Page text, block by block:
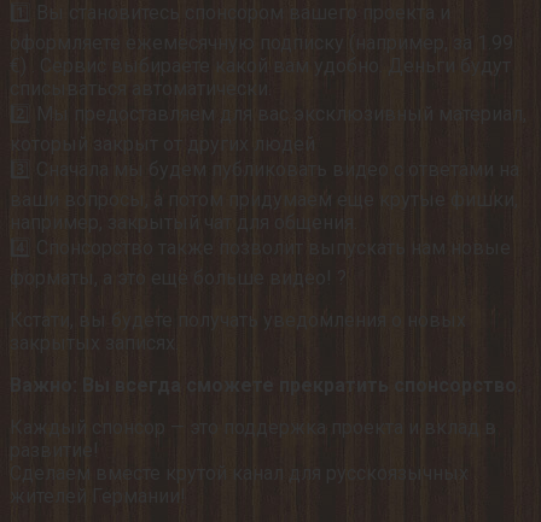
1️⃣ Вы становитесь спонсором вашего проекта и
оформляете ежемесячную подписку (например, за 1.99
€) . Сервис выбираете какой вам удобно. Деньги будут
2️⃣ Мы предоставляем для вас эксклюзивный материал,
который закрыт от других людей
3️⃣ Сначала мы будем публиковать видео с ответами на
например, закрытый чат для общения.
4️⃣ Спонсорство также позволит выпускать нам новые
форматы, а это ещё больше видео! ?
закрытых записях.
Важно: Вы всегда сможете прекратить спонсорство.
Каждый спонсор — это поддержка проекта и вклад в
Сделаем вместе крутой канал для русскоязычных